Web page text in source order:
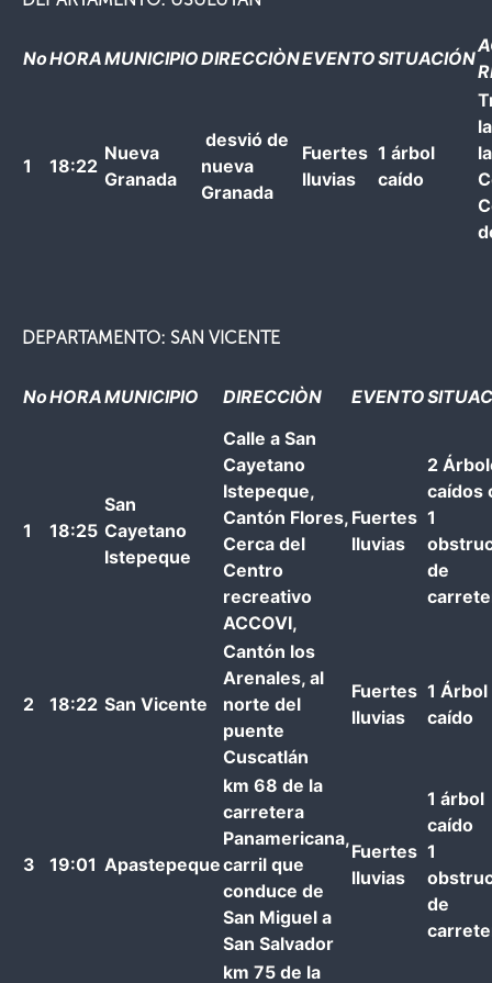
NoHORAMUNICIPIODIRECCIÒNEVENTOSITUACIÓN
1 18:22
Nueva
Granada
desvió de
nueva
Granada
Fuertes
lluvias
1 árbol
caído
DEPARTAMENTO: SAN VICENTE
NoHORAMUNICIPIO DIRECCIÒN EVENTO
1 18:25
San
Cayetano
Istepeque
Calle a San
Cayetano
Istepeque,
Cantón Flores,
Cerca del
Centro
recreativo
ACCOVI,
Fuertes
lluvias
2
caídos
1
de
2 18:22 San Vicente
Cantón los
Arenales, al
norte del
puente
Cuscatlán
Fuertes
lluvias
1 Árbol
caído
3 19:01 Apastepeque
km 68 de la
carretera
Panamericana,
carril que
conduce de
San Miguel a
San Salvador
Fuertes
lluvias
1 árbol
caído
1
de
km 75 de la